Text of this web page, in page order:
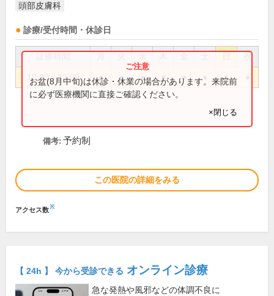
頭部皮膚科
診療/受付時間・休診日
祝
10:00～22:00 ● ● ● ● ● ●
お盆(8月中旬)は休診・休業の場合があります。来院前
に必ず医療機関に直接ご確認ください。
×閉じる
備考: 予約制
この医院の詳細をみる
アクセス数※
【 24h 】 今から受診できる オンライン診療
急な発熱や風邪などの体調不良に